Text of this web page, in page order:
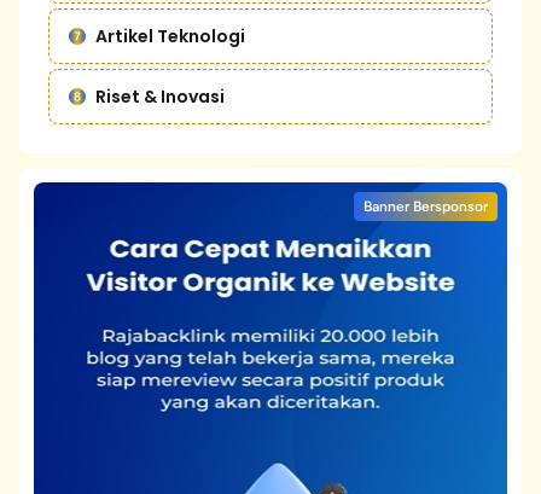
Artikel Teknologi
Riset & Inovasi
Banner Bersponsor